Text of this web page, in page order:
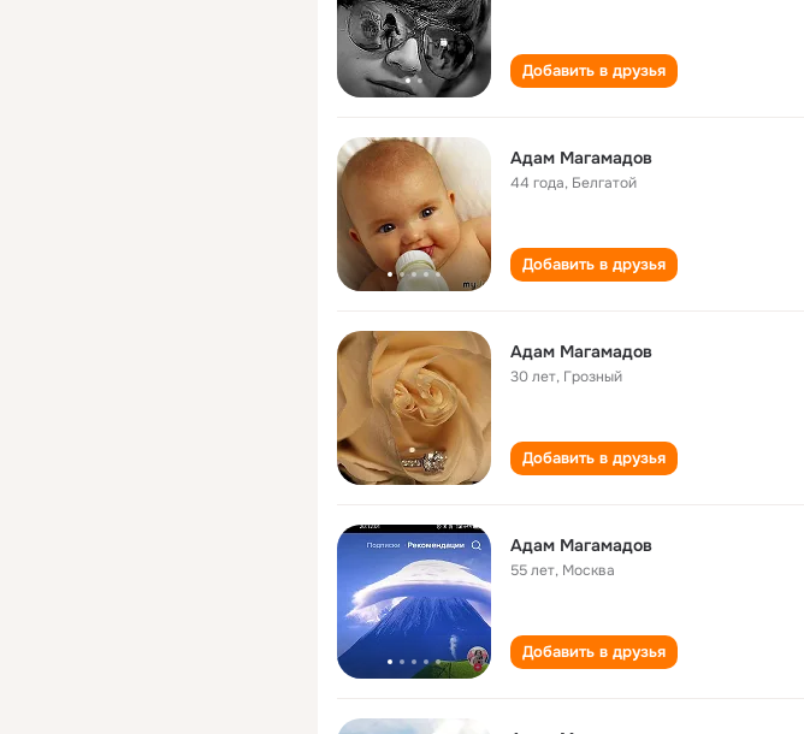
Добавить в друзья
Адам Магамадов
44 года, Белгатой
Добавить в друзья
Адам Магамадов
30 лет, Грозный
Добавить в друзья
Адам Магамадов
55 лет, Москва
Добавить в друзья